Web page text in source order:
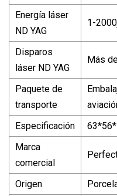
Energía láser
ND YAG
1-
Disparos
láser ND YAG
Más
Paquete de
transporte
Especificación
Marca
comercial
Origen